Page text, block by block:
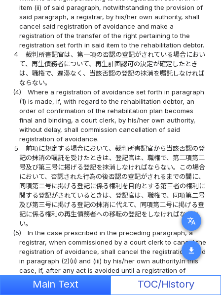
translate
download
item (ii) of said paragraph, notwithstanding the provision of
said paragraph, a registrar, by his/her own authority, shall
cancel said registration of avoidance and make a
registration of the transfer of the right pertaining to the
registration set forth in said item to the rehabilitation debtor.
４
裁判所書記官は、第一項の否認の登記がされている場合におい
て、再生債務者について、再生計画認可の決定が確定したとき
は、職権で、遅滞なく、当該否認の登記の抹消を嘱託しなければ
ならない。
(4)
Where a registration of avoidance set forth in paragraph
(1) is made, if, with regard to the rehabilitation debtor, an
order of confirmation of the rehabilitation plan becomes
final and binding, a court clerk, by his/her own authority,
without delay, shall commission cancellation of said
registration of avoidance.
５
前項に規定する場合において、裁判所書記官から当該否認の登
記の抹消の嘱託を受けたときは、登記官は、職権で、第二項第二
号及び第三号に掲げる登記を抹消しなければならない。この場合
において、否認された行為の後否認の登記がされるまでの間に、
同項第二号に掲げる登記に係る権利を目的とする第三者の権利に
関する登記がされているときは、登記官は、職権で、同項第二号
及び第三号に掲げる登記の抹消に代えて、同項第二号に掲げる登
記に係る権利の再生債務者への移転の登記をしなければならな
い。
(5)
In the case prescribed in the preceding paragraph, a
registrar, when commissioned by a court clerk to cancel the
registration of avoidance, shall cancel the registration listed
in paragraph (2)(ii) and (iii) by his/her own authority.In this
case, if, after any act is avoided until a registration of
avoidance is made, a registration is made with respect to a
third party's right the subject matter of which is the right
Main Text TOC/History